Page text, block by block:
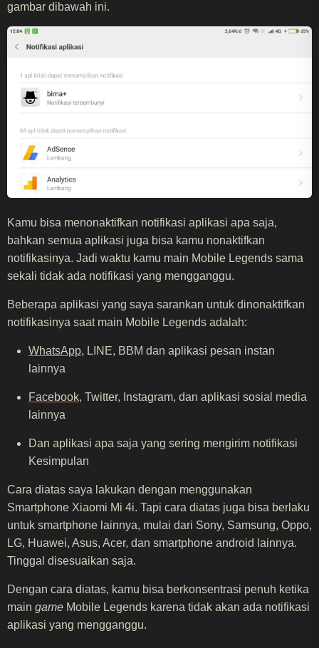
gambar dibawah ini.
Kamu bisa menonaktifkan notifikasi aplikasi apa saja,
bahkan semua aplikasi juga bisa kamu nonaktifkan
notifikasinya. Jadi waktu kamu main Mobile Legends sama
sekali tidak ada notifikasi yang mengganggu.
Beberapa aplikasi yang saya sarankan untuk dinonaktifkan
notifikasinya saat main Mobile Legends adalah:
WhatsApp, LINE, BBM dan aplikasi pesan instan
lainnya
Facebook, Twitter, Instagram, dan aplikasi sosial media
lainnya
Dan aplikasi apa saja yang sering mengirim notifikasi
Kesimpulan
Cara diatas saya lakukan dengan menggunakan
Smartphone Xiaomi Mi 4i. Tapi cara diatas juga bisa berlaku
untuk smartphone lainnya, mulai dari Sony, Samsung, Oppo,
LG, Huawei, Asus, Acer, dan smartphone android lainnya.
Tinggal disesuaikan saja.
Dengan cara diatas, kamu bisa berkonsentrasi penuh ketika
main game Mobile Legends karena tidak akan ada notifikasi
aplikasi yang mengganggu.